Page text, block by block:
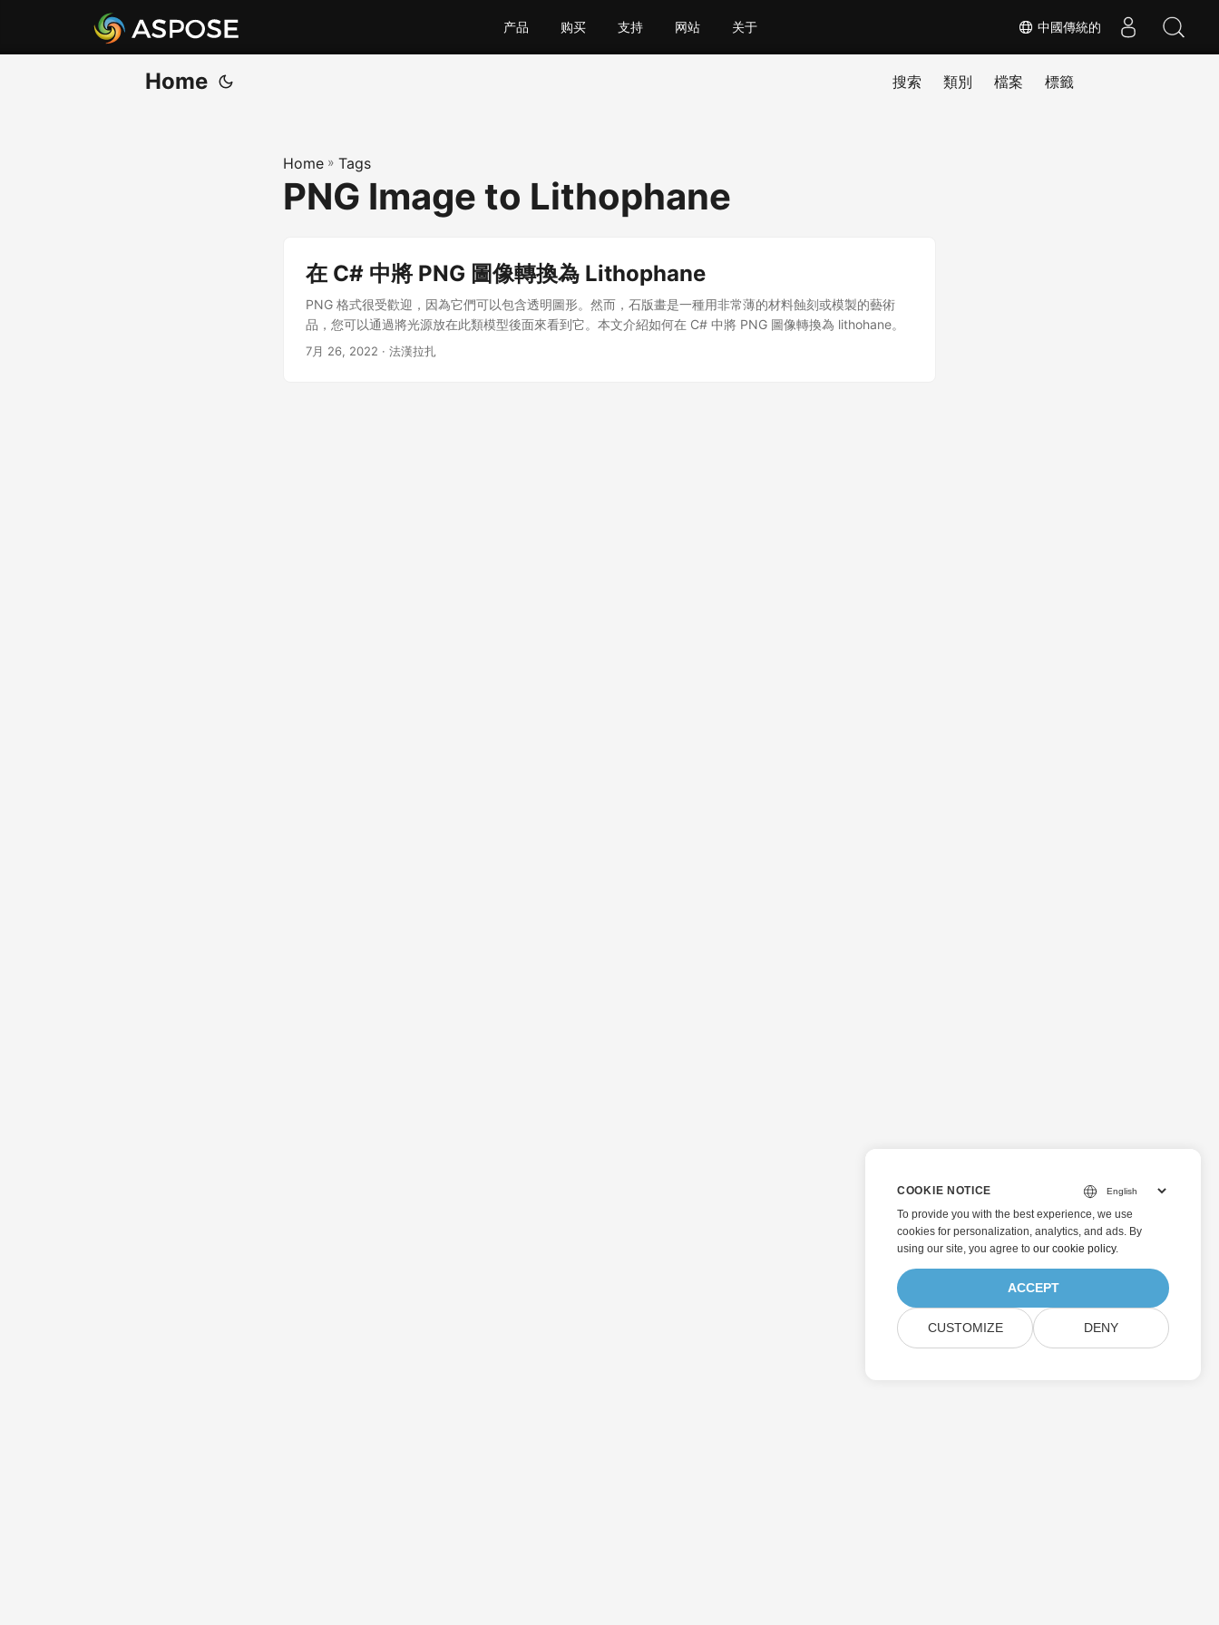
中國傳統的
产品 购买 支持 网站 关于
Home 搜索 類別 檔案 標籤
Home » Tags
PNG Image to Lithophane
在 C# 中將 PNG 圖像轉換為 Lithophane
PNG 格式很受歡迎，因為它們可以包含透明圖形。然而，石版畫是一種用非常薄的材料蝕刻或模製的藝術
品，您可以通過將光源放在此類模型後面來看到它。本文介紹如何在 C# 中將 PNG 圖像轉換為 lithohane。
7月 26, 2022 · 法漢拉扎
COOKIE NOTICE
To provide you with the best experience, we use
cookies for personalization, analytics, and ads. By
using our site, you agree to our cookie policy.
ACCEPT
CUSTOMIZE DENY